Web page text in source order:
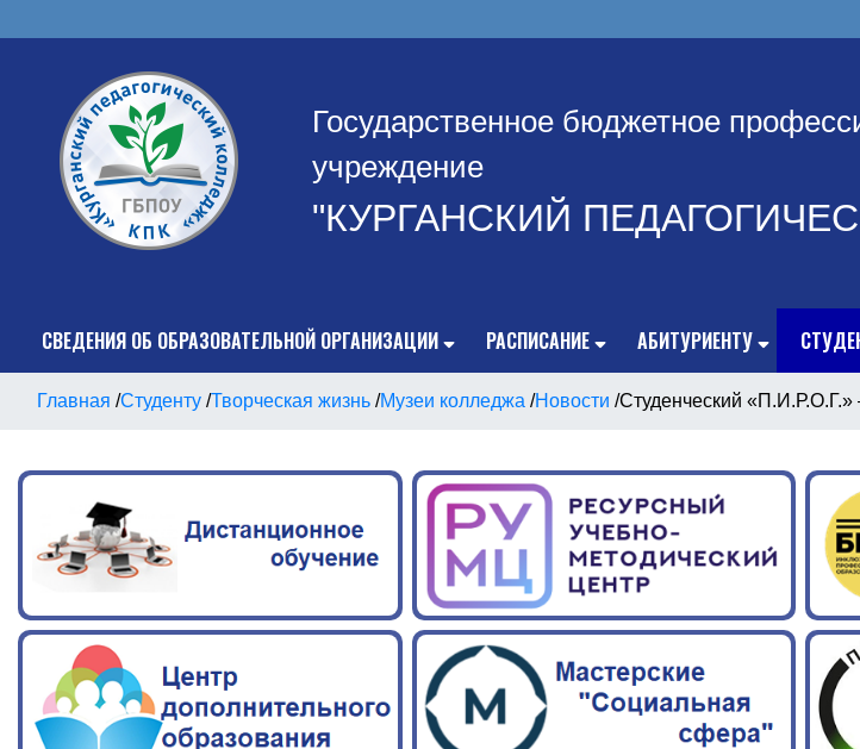
Государственное бюджетное
учреждение
"КУРГАНСКИЙ
СВЕДЕНИЯ ОБ ОБРАЗОВАТЕЛЬНОЙ ОРГАНИЗАЦИИ РАСПИСАНИЕ АБИТУРИЕНТУ
Главная /Студенту /Творческая жизнь /Музеи колледжа /Новости /Студенческий «П.И.Р.О.Г.»